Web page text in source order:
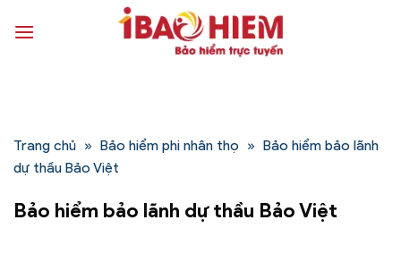
qua
Trang chủ » Bảo hiểm phi nhân thọ » Bảo hiểm bảo lãnh
dự thầu Bảo Việt
Bảo hiểm bảo lãnh dự thầu Bảo Việt